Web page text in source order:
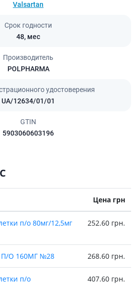
Valsartan
Срок годности
48, мес
Производитель
POLPHARMA
удостоверения
UA/12634/01/01
GTIN
5903060603196
Цена грн
п/о 80мг/12,5мг
252.60 грн.
П/О 160МГ №28 268.60 грн.
п/о
407.60 грн.